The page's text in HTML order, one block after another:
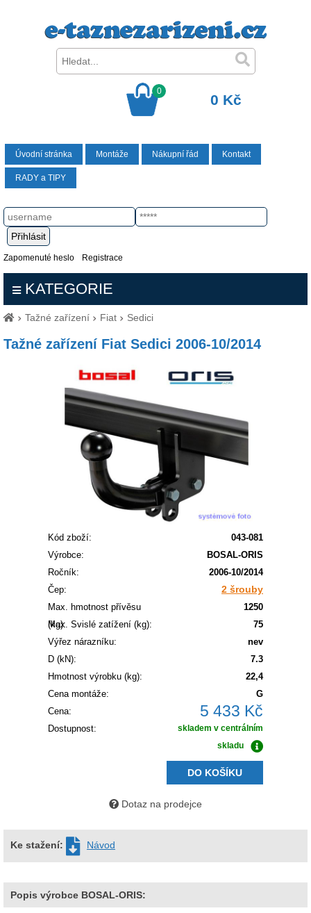
0
0 Kč
Úvodní stránka Montáže Nákupní řád Kontakt
RADY a TIPY
Zapomenuté heslo Registrace
KATEGORIE
Tažné zařízení Fiat Sedici
Tažné zařízení Fiat Sedici 2006-10/2014
Kód zboží:
043-081
Výrobce:
BOSAL-ORIS
Ročník:
2006-10/2014
Čep:
2 šrouby
Max. hmotnost přívěsu
(kg):
1250
Max. Svislé zatížení (kg):
75
Výřez nárazníku:
nev
D (kN):
7.3
Hmotnost výrobku (kg):
22,4
Cena montáže:
G
Cena:
5 433 Kč
Dostupnost:
skladem v centrálním
skladu
DO KOŠÍKU
Dotaz na prodejce
Ke stažení: Návod
Popis výrobce BOSAL-ORIS: